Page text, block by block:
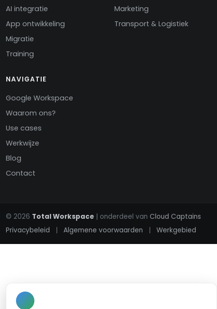
AI integratie
App ontwikkeling
Migratie
Training
Marketing
Transport & Logistiek
NAVIGATIE
Google Workspace
Waarom ons?
Use cases
Werkwijze
Blog
Contact
© 2026 Total Workspace | onderdeel van Cloud Captains
Privacybeleid
Algemene voorwaarden Werkgebied